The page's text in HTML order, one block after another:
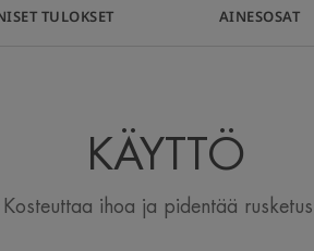
Kevyt koostumus takaa
Edut
TULOKSET AINESOSAT
KÄYTTÖ
Kosteuttaa ihoa ja pidentää